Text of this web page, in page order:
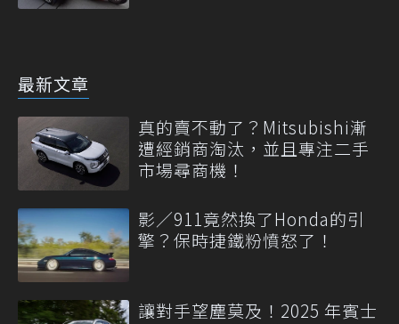
最新文章
真的賣不動了？Mitsubishi漸
遭經銷商淘汰，並且專注二手
市場尋商機！
影／911竟然換了Honda的引
擎？保時捷鐵粉憤怒了！
讓對手望塵莫及！2025 年賓士